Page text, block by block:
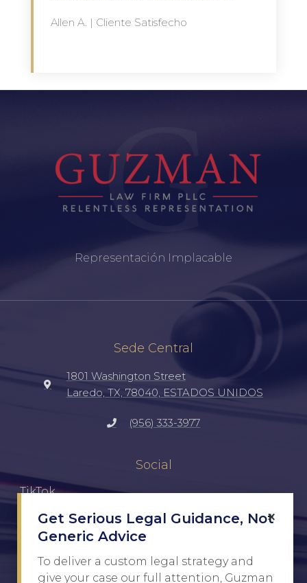
Allen A. | Cliente Satisfecho
Representación Implacable
Sede Central
1801 Washington Street
Laredo, TX, 78040, ESTADOS UNIDOS
(956) 333-3977
Social
TikTok
Facebook ×
Get Serious Legal Guidance, Not
Generic Advice
To deliver a custom legal strategy and
give your case our full attention, Guzman